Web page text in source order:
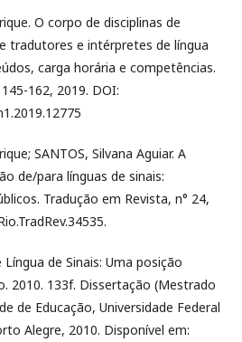
O corpo de disciplinas de
tradutores e intérpretes de língua
carga horária e competências.
162, 2019. DOI:
SANTOS, Silvana Aguiar. A
de/para línguas de sinais:
Tradução em Revista, n° 24,
de Sinais: Uma posição
2010. 133f. Dissertação (Mestrado
de Educação, Universidade Federal
Alegre, 2010. Disponível em: